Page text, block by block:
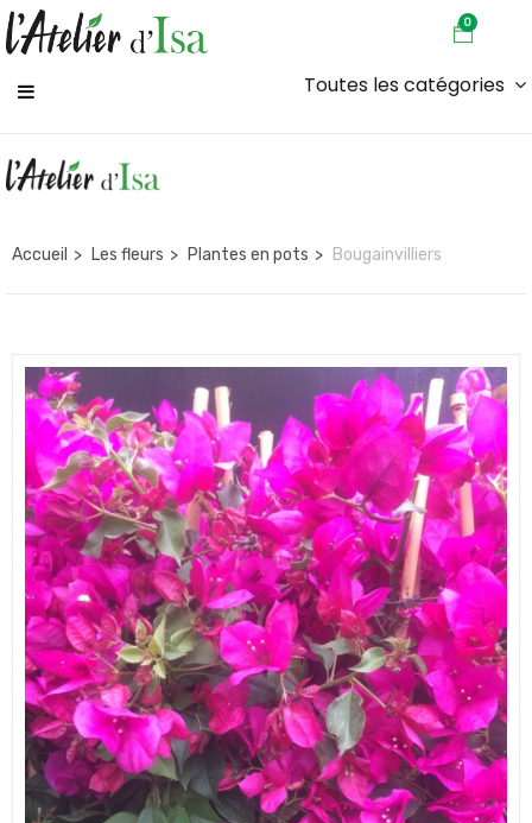
0
Toutes les catégories
Accueil Les fleurs Plantes en pots Bougainvilliers